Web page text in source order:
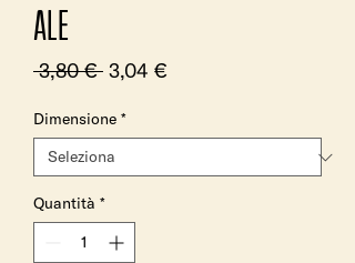
Ale
3,80 € Prezzo
3,04 €
Dimensione *
Quantità *